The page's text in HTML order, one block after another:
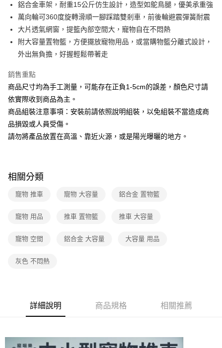
鋁合金車架，耐重15公斤仿生設計，造型如鴕鳥腿，優美承重強
萬向輪可360度旋轉滑順一腳踩踏雙剎車，前後輪避震彈簧耐震
大片透氣網窗，提籃內部空間大，寵物自在不悶熱
附大容量置物籃，方便擺放寵物用品，或當購物籃分離式設計，
外出無負擔，好握輕鬆帶著走
銷售重點
商品尺寸均為手工測量，可能存在正負1-5cm的誤差，顏色尺寸請
依實際收到商品為主。
商品組裝注意事項：安裝前請依照說明組裝，以免組裝不當造成商
品損毀或人員受傷。
請勿將產品放置在高溫、靠近火源，或是陽光曝曬的地方。
相關分類
寵物 推車 寵物 大容量 鋁合金 置物籃
寵物 用品 推車 置物籃 推車 大容量
寵物 空間 鋁合金 大容量 大容量 用品
灰色 不悶熱
詳細說明 商品規格 相關推薦